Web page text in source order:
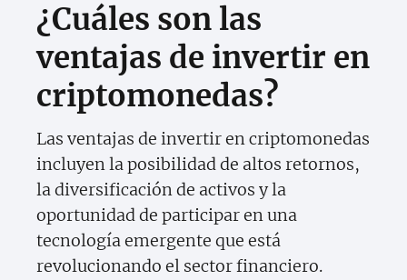
¿Cuáles son las
ventajas de invertir en
criptomonedas?
Las ventajas de invertir en criptomonedas
incluyen la posibilidad de altos retornos,
la diversificación de activos y la
oportunidad de participar en una
tecnología emergente que está
revolucionando el sector financiero.